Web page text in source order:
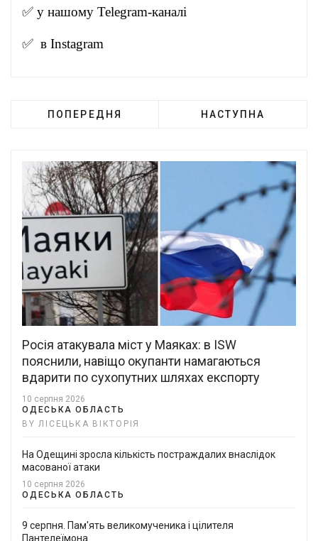
✅ у нашому Telegram-каналі
✅ в Instagram
ПОПЕРЕДНЯ НАСТУПНА
Росія атакувала міст у Маяках: в ISW
пояснили, навіщо окупанти намагаються
вдарити по сухопутних шляхах експорту
10 серпня 2026
ОДЕСЬКА ОБЛАСТЬ
BY ЛІСЕЦЬКА ВІКТОРІЯ
На Одещині зросла кількість постраждалих внаслідок
масованої атаки
10 серпня 2026
ОДЕСЬКА ОБЛАСТЬ
9 серпня. Пам'ять великомученика і цілителя
Пантелеїмона